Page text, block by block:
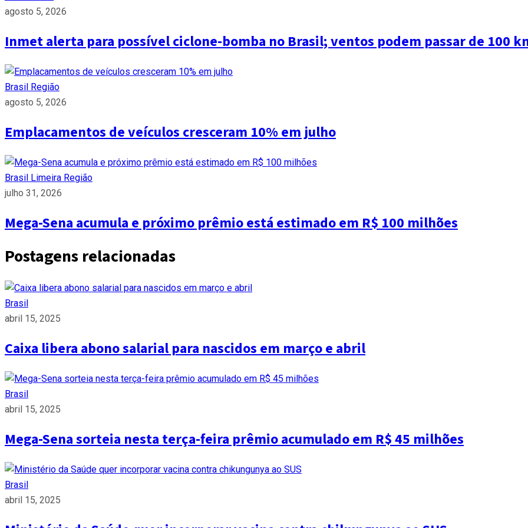
agosto 5, 2026
Inmet alerta para possível ciclone-bomba no Brasil; ventos podem passar de 100
Brasil Região
agosto 5, 2026
Emplacamentos de veículos cresceram 10% em julho
Brasil Limeira Região
julho 31, 2026
Mega-Sena acumula e próximo prêmio está estimado em R$ 100 milhões
Postagens relacionadas
Brasil
abril 15, 2025
Caixa libera abono salarial para nascidos em março e abril
Brasil
abril 15, 2025
Mega-Sena sorteia nesta terça-feira prêmio acumulado em R$ 45 milhões
Brasil
abril 15, 2025